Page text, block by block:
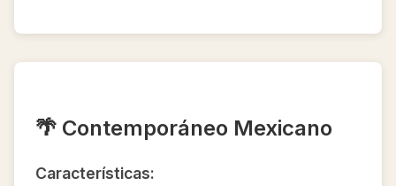
🌴 Contemporáneo Mexicano
Características: